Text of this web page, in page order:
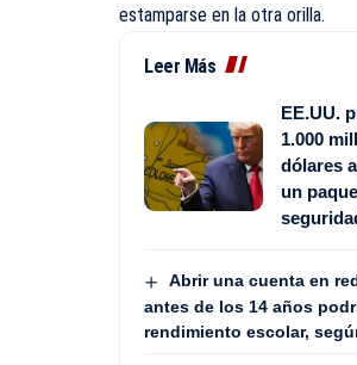
estamparse en la otra orilla.
Leer Más
EE.UU.
1.000
dólares
un
Abrir una cuenta en
antes de los 14 años
rendimiento escolar,